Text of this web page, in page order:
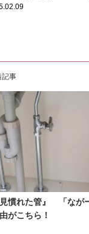
記事
慣れた管』 「なが
がこちら！